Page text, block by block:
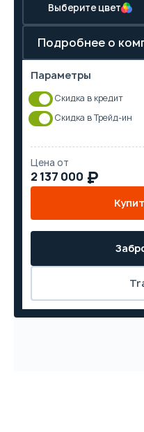
Выберите цвет
Подробнее о
Параметры
Скидка в кредит
Скидка в Трейд-ин
Цена от
2 137 000